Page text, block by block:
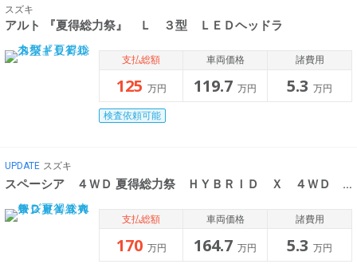
スズキ
アルト 『夏得総力祭』 Ｌ ３型 ＬＥＤヘッドラ
支払総額
125 万円
車両価格
119.7 万円
諸費用
5.3 万円
検査依頼可能
UPDATE スズキ
スペーシア ４ＷＤ 夏得総力祭 ＨＹＢＲＩＤ Ｘ ４ＷＤ Ｌ
支払総額
170 万円
車両価格
164.7 万円
諸費用
5.3 万円